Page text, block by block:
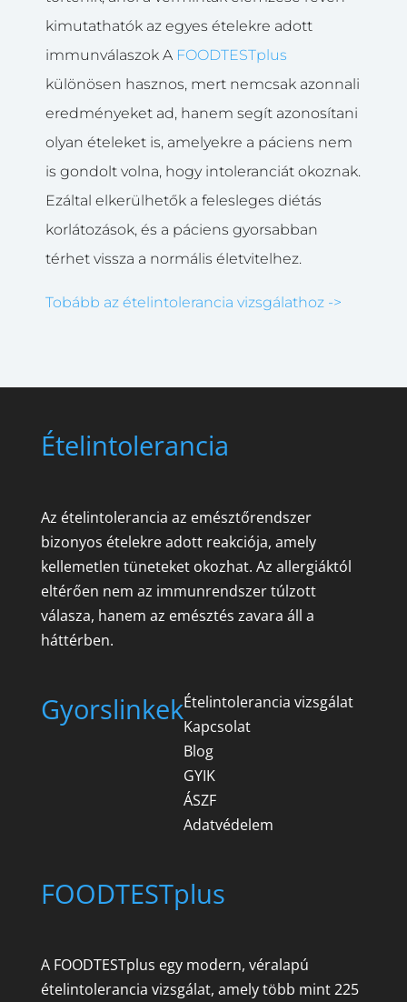
kimutathatók az egyes ételekre adott
immunválaszok A FOODTESTplus
különösen hasznos, mert nemcsak azonnali
eredményeket ad, hanem segít azonosítani
olyan ételeket is, amelyekre a páciens nem
is gondolt volna, hogy intoleranciát okoznak.
Ezáltal elkerülhetők a felesleges diétás
korlátozások, és a páciens gyorsabban
térhet vissza a normális életvitelhez.
Tobább az ételintolerancia vizsgálathoz ->
Ételintolerancia
Az ételintolerancia az emésztőrendszer
bizonyos ételekre adott reakciója, amely
kellemetlen tüneteket okozhat. Az allergiáktól
eltérően nem az immunrendszer túlzott
válasza, hanem az emésztés zavara áll a
háttérben.
GyorslinkekÉtelintolerancia vizsgálat
Kapcsolat
Blog
GYIK
ÁSZF
Adatvédelem
FOODTESTplus
A FOODTESTplus egy modern, véralapú
ételintolerancia vizsgálat, amely több mint 225